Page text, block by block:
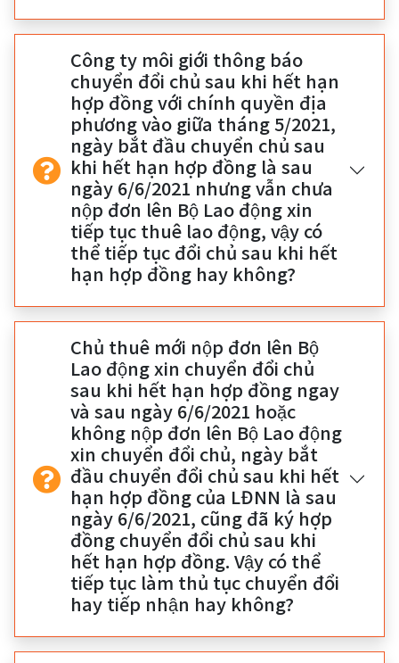
Công ty môi giới thông báo
chuyển đổi chủ sau khi hết hạn
hợp đồng với chính quyền địa
phương vào giữa tháng 5/2021,
ngày bắt đầu chuyển chủ sau
khi hết hạn hợp đồng là sau
ngày 6/6/2021 nhưng vẫn chưa
nộp đơn lên Bộ Lao động xin
tiếp tục thuê lao động, vậy có
thể tiếp tục đổi chủ sau khi hết
hạn hợp đồng hay không?
Chủ thuê mới nộp đơn lên Bộ
Lao động xin chuyển đổi chủ
sau khi hết hạn hợp đồng ngay
và sau ngày 6/6/2021 hoặc
không nộp đơn lên Bộ Lao động
xin chuyển đổi chủ, ngày bắt
đầu chuyển đổi chủ sau khi hết
hạn hợp đồng của LĐNN là sau
ngày 6/6/2021, cũng đã ký hợp
đồng chuyển đổi chủ sau khi
hết hạn hợp đồng. Vậy có thể
tiếp tục làm thủ tục chuyển đổi
hay tiếp nhận hay không?